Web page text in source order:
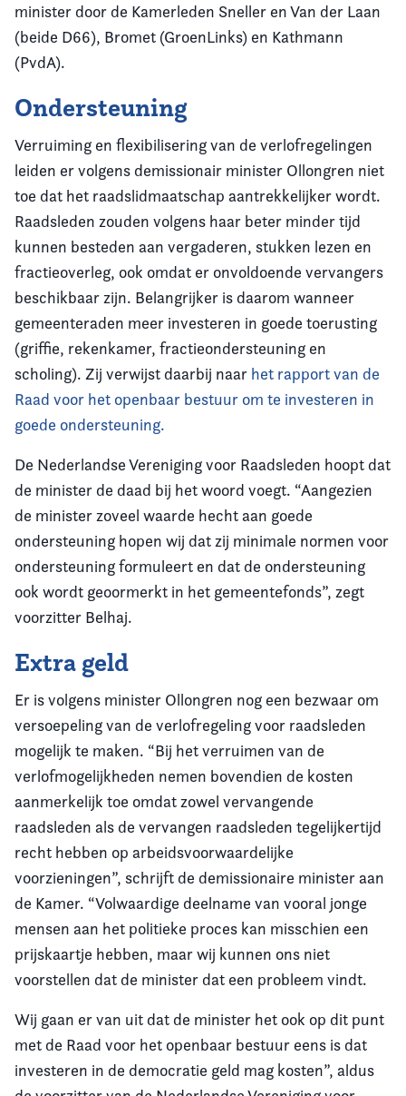
minister door de Kamerleden Sneller en Van der Laan
(beide D66), Bromet (GroenLinks) en Kathmann
(PvdA).
Ondersteuning
Verruiming en flexibilisering van de verlofregelingen
leiden er volgens demissionair minister Ollongren niet
toe dat het raadslidmaatschap aantrekkelijker wordt.
Raadsleden zouden volgens haar beter minder tijd
kunnen besteden aan vergaderen, stukken lezen en
fractieoverleg, ook omdat er onvoldoende vervangers
beschikbaar zijn. Belangrijker is daarom wanneer
gemeenteraden meer investeren in goede toerusting
(griffie, rekenkamer, fractieondersteuning en
scholing). Zij verwijst daarbij naar het rapport van de
Raad voor het openbaar bestuur om te investeren in
goede ondersteuning.
De Nederlandse Vereniging voor Raadsleden hoopt dat
de minister de daad bij het woord voegt. “Aangezien
de minister zoveel waarde hecht aan goede
ondersteuning hopen wij dat zij minimale normen voor
ondersteuning formuleert en dat de ondersteuning
ook wordt geoormerkt in het gemeentefonds”, zegt
voorzitter Belhaj.
Extra geld
Er is volgens minister Ollongren nog een bezwaar om
versoepeling van de verlofregeling voor raadsleden
mogelijk te maken. “Bij het verruimen van de
verlofmogelijkheden nemen bovendien de kosten
aanmerkelijk toe omdat zowel vervangende
raadsleden als de vervangen raadsleden tegelijkertijd
recht hebben op arbeidsvoorwaardelijke
voorzieningen”, schrijft de demissionaire minister aan
de Kamer. “Volwaardige deelname van vooral jonge
mensen aan het politieke proces kan misschien een
prijskaartje hebben, maar wij kunnen ons niet
voorstellen dat de minister dat een probleem vindt.
Wij gaan er van uit dat de minister het ook op dit punt
met de Raad voor het openbaar bestuur eens is dat
investeren in de democratie geld mag kosten”, aldus